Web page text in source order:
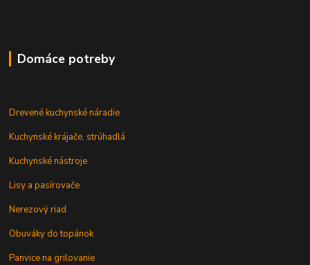
Domáce potreby
Drevené kuchynské náradie
Kuchynské krájače, strúhadlá
Kuchynské nástroje
Lisy a pasírovače
Nerezový riad
Obuváky do topánok
Panvice na grilovanie